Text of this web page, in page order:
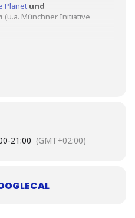
Planet und
(u.a. Münchner Initiative
nächsten 40 Jahren von 2 –
Messungen zeigen
2018 war das wärmste
der Durchschnitt. Die Zahl der
des DWD München, stellt –
-21:00 (GMT+02:00)